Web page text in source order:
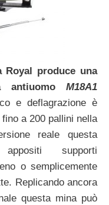
produce una
antiuomo M18A1
e deflagrazione è
a 200 pallini nella
reale questa
supporti
o semplicemente
Replicando ancora
questa mina può